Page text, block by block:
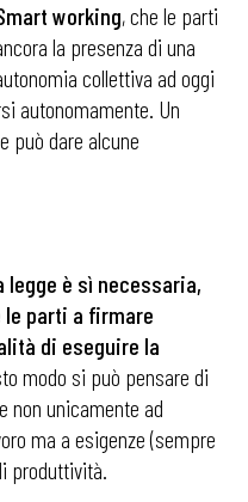
working, che le parti
la presenza di una
collettiva ad oggi
autonomamente. Un
può dare alcune
è sì necessaria,
parti a firmare
di eseguire la
modo si può pensare di
non unicamente ad
ma a esigenze (sempre
produttività.